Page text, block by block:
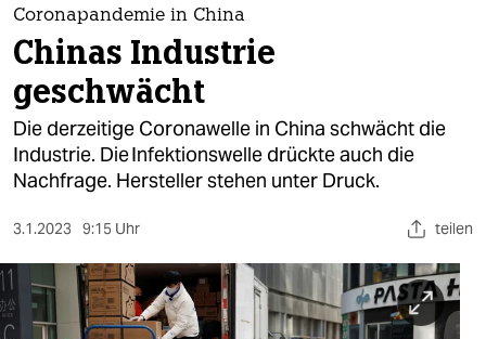
themen
politik
öko
gesellschaft
sport
berlin
Coronapandemie in China
Chinas Industrie
geschwächt
Die derzeitige Coronawelle in China schwächt die
Industrie. Die Infektionswelle drückte auch die
Nachfrage. Hersteller stehen unter Druck.
3.1.2023 9:15 Uhr teilen